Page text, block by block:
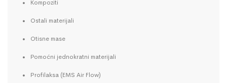
Kompoziti
Ostali materijali
Otisne mase
Pomoćni jednokratni materijali
Profilaksa (EMS Air Flow)